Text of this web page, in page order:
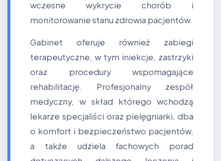
wczesne wykrycie chorób i
monitorowanie stanu zdrowia pacjentów.
Gabinet oferuje również zabiegi
terapeutyczne, w tym iniekcje, zastrzyki
oraz procedury wspomagające
rehabilitację. Profesjonalny zespół
medyczny, w skład którego wchodzą
lekarze specjaliści oraz pielęgniarki, dba
o komfort i bezpieczeństwo pacjentów,
a także udziela fachowych porad